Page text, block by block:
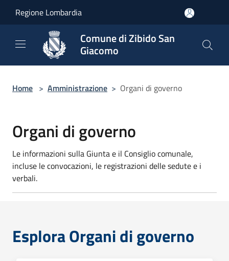
Regione Lombardia
Comune di Zibido San
Giacomo
Home > Amministrazione > Organi di governo
Organi di governo
Le informazioni sulla Giunta e il Consiglio comunale,
incluse le convocazioni, le registrazioni delle sedute e i
verbali.
Esplora Organi di governo